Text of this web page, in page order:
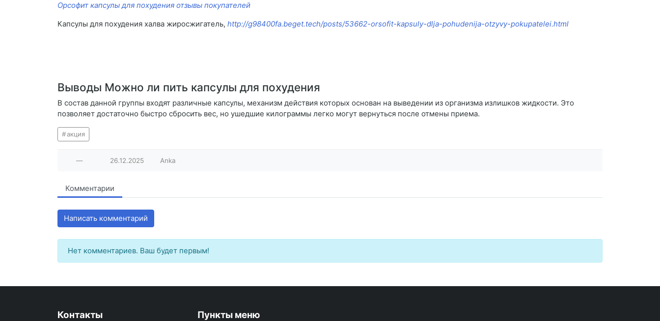
Орсофит капсулы для похудения отзывы покупателей
Капсулы для похудения халва жиросжигатель, http://g98400fa.beget.tech/posts/53662-orsofit-kapsuly-dlja-pohudenija-otzyvy-pokupatelei.html
Выводы Можно ли пить капсулы для похудения
В состав данной группы входят различные капсулы, механизм действия которых основан на выведении из организма излишков жидкости. Это
позволяет достаточно быстро сбросить вес, но ушедшие килограммы легко могут вернуться после отмены приема.
акция
— 26.12.2025 Anka
Комментарии
Написать комментарий
Нет комментариев. Ваш будет первым!
Контакты Пункты меню